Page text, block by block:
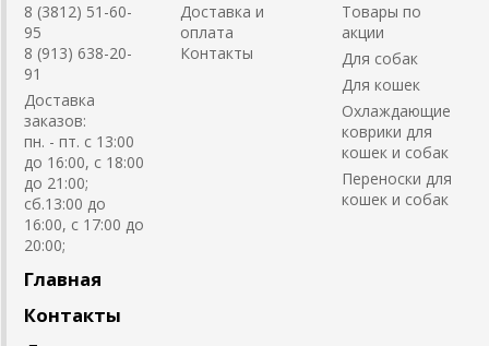
8 (3812) 51-60-
95
8 (913) 638-20-
91
Доставка
заказов:
пн. - пт. с 13:00
до 16:00, с 18:00
до 21:00;
сб.13:00 до
16:00, с 17:00 до
20:00;
Доставка и
оплата
Контакты
Товары по
акции
Для собак
Для кошек
Охлаждающие
коврики для
кошек и собак
Переноски для
кошек и собак
Главная
Контакты